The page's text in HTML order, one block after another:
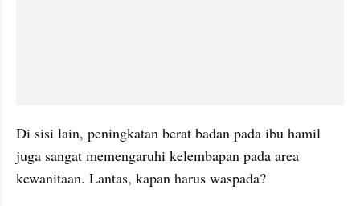
Di sisi lain, peningkatan berat badan pada ibu hamil
juga sangat memengaruhi kelembapan pada area
kewanitaan. Lantas, kapan harus waspada?